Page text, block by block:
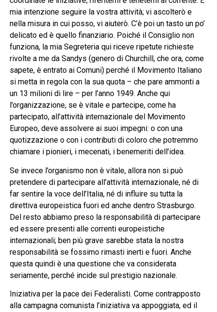
mia intenzione seguire la vostra attività; vi ascolterò e
nella misura in cui posso, vi aiuterò. C’è poi un tasto un po’
delicato ed è quello finanziario. Poiché il Consiglio non
funziona, la mia Segreteria qui riceve ripetute richieste
rivolte a me da Sandys (genero di Churchill, che ora, come
sapete, è entrato ai Comuni) perché il Movimento Italiano
si metta in regola con la sua quota – che pare ammonti a
un 13 milioni di lire – per l’anno 1949. Anche qui
l’organizzazione, se è vitale e partecipe, come ha
partecipato, all’attività internazionale del Movimento
Europeo, deve assolvere ai suoi impegni: o con una
quotizzazione o con i contributi di coloro che potremmo
chiamare i pionieri, i mecenati, i benemeriti dell’idea.
Se invece l’organismo non è vitale, allora non si può
pretendere di partecipare all’attività internazionale, né di
far sentire la voce dell’Italia, né di influire su tutta la
direttiva europeistica fuori ed anche dentro Strasburgo.
Del resto abbiamo preso la responsabilità di partecipare
ed essere presenti alle correnti europeistiche
internazionali; ben più grave sarebbe stata la nostra
responsabilità se fossimo rimasti inerti e fuori. Anche
questa quindi è una questione che va considerata
seriamente, perché incide sul prestigio nazionale.
Iniziativa per la pace dei Federalisti. Come contrapposto
alla campagna comunista l’iniziativa va appoggiata, ed il